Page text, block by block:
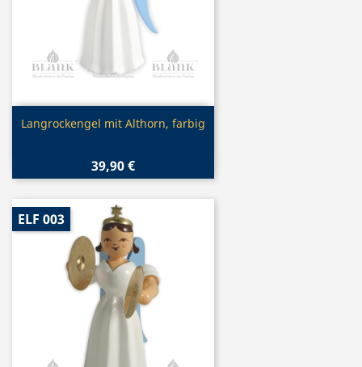
Vorschau
Langrockengel mit Althorn, farbig
39,90 €
ELF 003